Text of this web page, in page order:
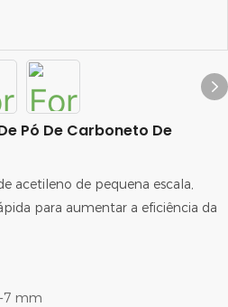
Pó De Carboneto De
acetileno de pequena escala,
para aumentar a eficiência da
7 mm